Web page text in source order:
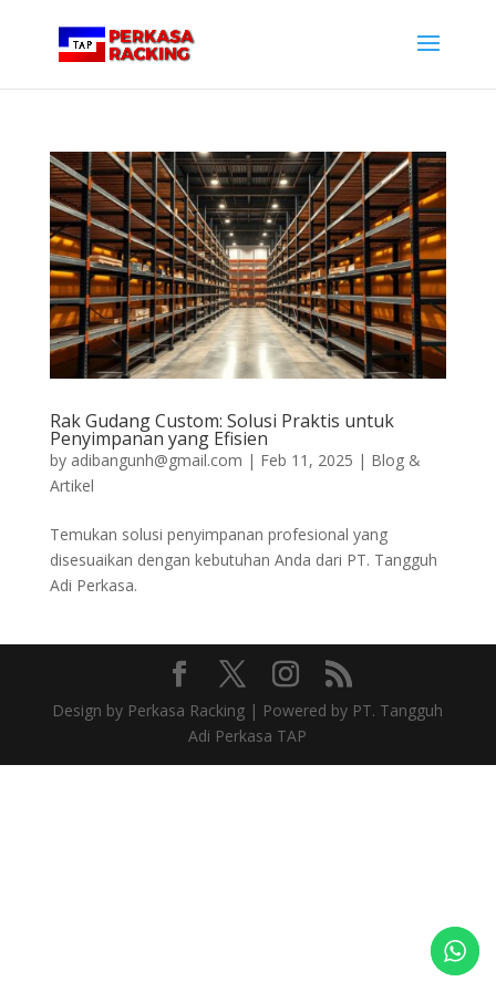
Rak Gudang Custom: Solusi Praktis untuk
Penyimpanan yang Efisien
by adibangunh@gmail.com | Feb 11, 2025 | Blog &
Artikel
Temukan solusi penyimpanan profesional yang
disesuaikan dengan kebutuhan Anda dari PT. Tangguh
Adi Perkasa.
Design by Perkasa Racking | Powered by PT. Tangguh
Adi Perkasa TAP